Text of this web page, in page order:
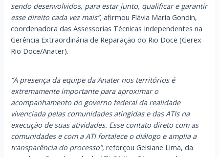
sendo desenvolvidos, para estar junto, qualificar e garantir
esse direito cada vez mais”,afirmou Flávia Maria Gondin,
coordenadora das Assessorias Técnicas Independentes na
Gerência Extraordinária de Reparação do Rio Doce (Gerex
Rio Doce/Anater).
“A presença da equipe da Anater nos territórios é
extremamente importante para aproximar o
acompanhamento do governo federal da realidade
vivenciada pelas comunidades atingidas e das ATIs na
execução de suas atividades. Esse contato direto com as
comunidades e com a ATI fortalece o diálogo e amplia a
transparência do processo”,reforçou Geisiane Lima, da